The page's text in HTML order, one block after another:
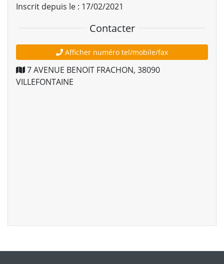
Inscrit depuis le : 17/02/2021
Contacter
Afficher numéro tel/mobile/fax
7 AVENUE BENOIT FRACHON, 38090
VILLEFONTAINE